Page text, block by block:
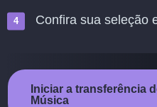
Confira sua seleção
Iniciar a transferência
Música